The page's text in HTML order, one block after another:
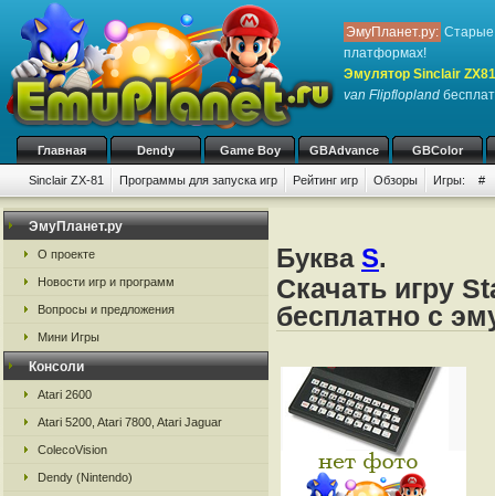
ЭмуПланет.ру: Старые
платформах!
Эмулятор Sinclair ZX81
van Flipflopland
Главная Dendy Game Boy GBAdvance GBColor
Sinclair ZX-81 Программы для запуска игр Рейтинг игр Обзоры Игры: #
ЭмуПланет.ру
О проекте
Новости игр и программ
Вопросы и предложения
Мини Игры
Консоли
Atari 2600
Atari 5200, Atari 7800, Atari Jaguar
ColecoVision
Dendy (Nintendo)
Буква S.
Скачать игру
бесплатно с